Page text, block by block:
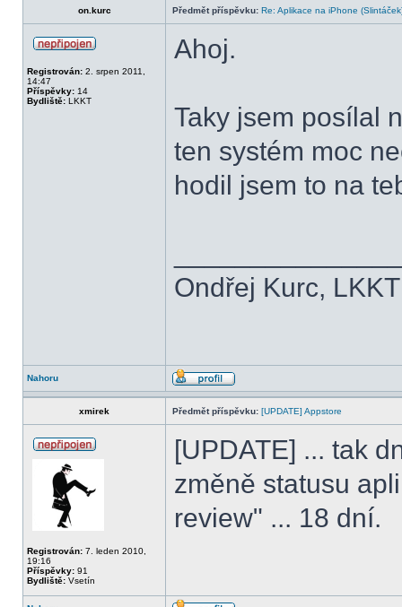
on.kurc Předmět příspěvku: Re: Aplikace na iPhone
Registrován: 2. srpen 2011,
14:47
Příspěvky: 14
Bydliště: LKKT
Ahoj.
Taky jsem posílal
ten systém moc
hodil jsem to na
Ondřej Kurc, LKKT
Nahoru
xmirek Předmět příspěvku: [UPDATE] Appstore
Registrován: 7. leden 2010,
19:16
Příspěvky: 91
Bydliště: Vsetín
[UPDATE] ... tak
změně statusu
review" ... 18 dní.